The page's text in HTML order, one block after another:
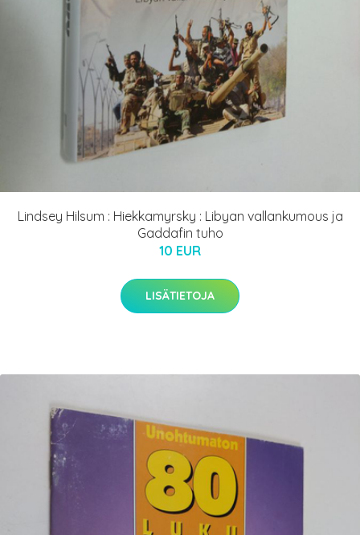
Lindsey Hilsum : Hiekkamyrsky : Libyan vallankumous ja
Gaddafin tuho
10 EUR
LISÄTIETOJA